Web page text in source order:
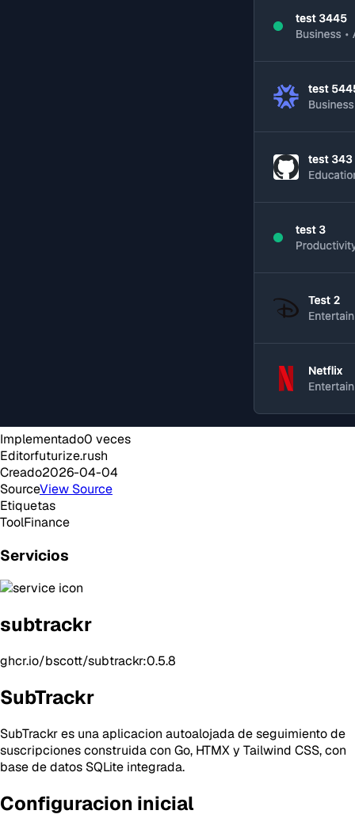
Implementado0 veces
Editorfuturize.rush
Creado2026-04-04
SourceView Source
Etiquetas
ToolFinance
Servicios
subtrackr
ghcr.io/bscott/subtrackr:0.5.8
SubTrackr
SubTrackr es una aplicacion autoalojada de seguimiento de
suscripciones construida con Go, HTMX y Tailwind CSS, con
base de datos SQLite integrada.
Configuracion inicial